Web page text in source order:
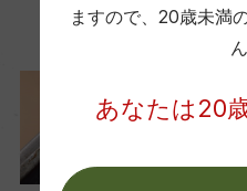
ますので、 20歳未満
ん
あなたは20